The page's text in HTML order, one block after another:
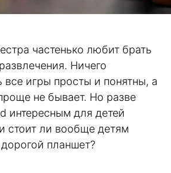
частенько любит брать
Ничего
все игры просты и понятны, а
не бывает. Но разве
интересным для детей
стоит ли вообще детям
планшет?